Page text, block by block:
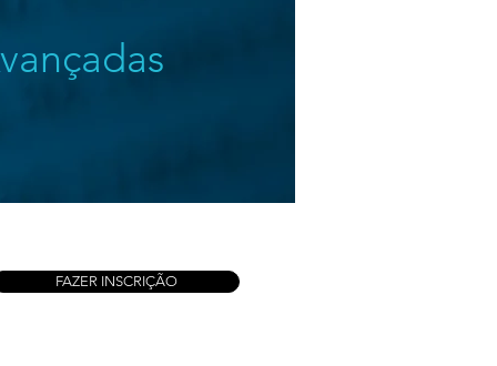
FAZER INSCRIÇÃO